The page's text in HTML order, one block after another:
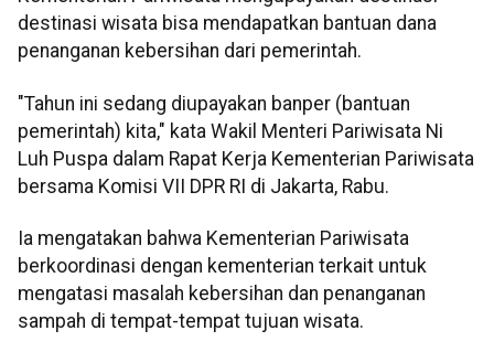
destinasi wisata bisa mendapatkan bantuan dana
penanganan kebersihan dari pemerintah.
"Tahun ini sedang diupayakan banper (bantuan
pemerintah) kita," kata Wakil Menteri Pariwisata Ni
Luh Puspa dalam Rapat Kerja Kementerian Pariwisata
bersama Komisi VII DPR RI di Jakarta, Rabu.
Ia mengatakan bahwa Kementerian Pariwisata
berkoordinasi dengan kementerian terkait untuk
mengatasi masalah kebersihan dan penanganan
sampah di tempat-tempat tujuan wisata.